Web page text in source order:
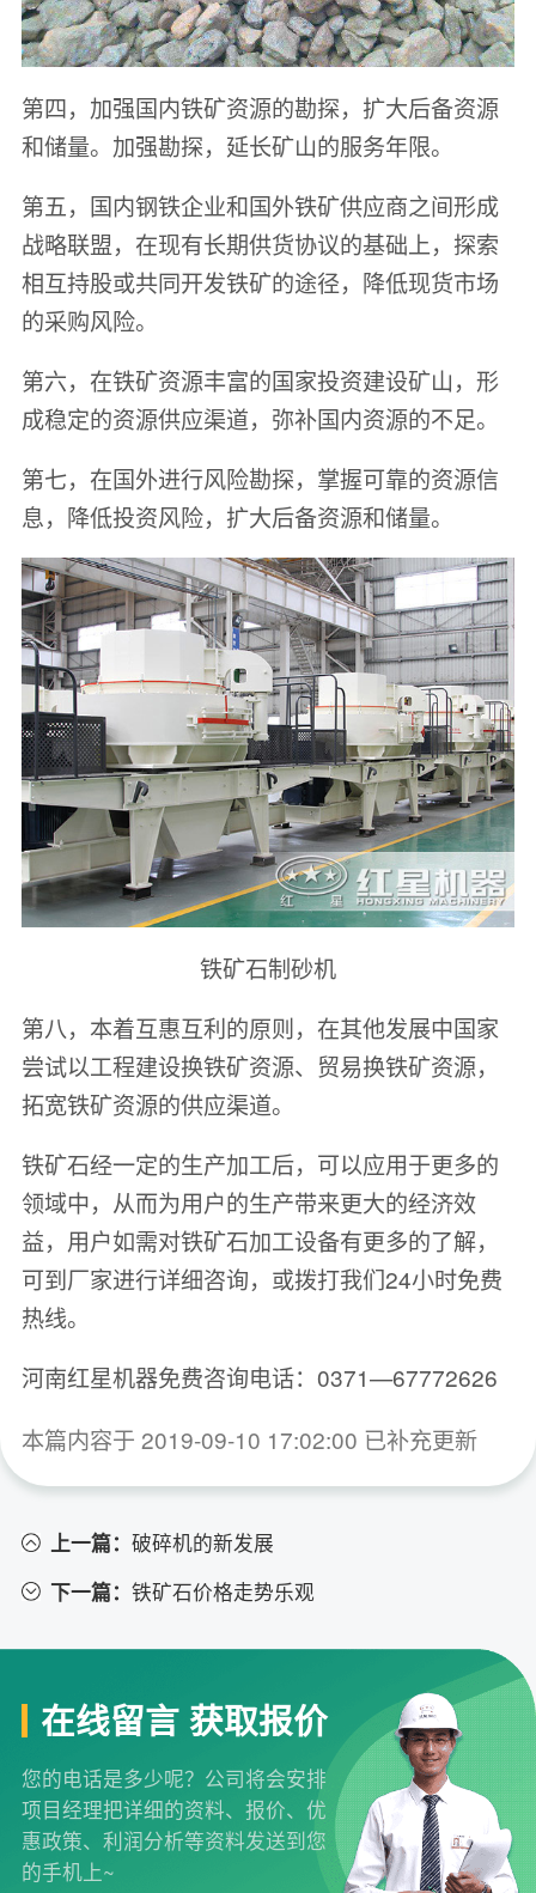
第四，加强国内铁矿资源的勘探，扩大后备资源
和储量。加强勘探，延长矿山的服务年限。
第五，国内钢铁企业和国外铁矿供应商之间形成
战略联盟，在现有长期供货协议的基础上，探索
相互持股或共同开发铁矿的途径，降低现货市场
的采购风险。
第六，在铁矿资源丰富的国家投资建设矿山，形
成稳定的资源供应渠道，弥补国内资源的不足。
第七，在国外进行风险勘探，掌握可靠的资源信
息，降低投资风险，扩大后备资源和储量。
铁矿石制砂机
第八，本着互惠互利的原则，在其他发展中国家
尝试以工程建设换铁矿资源、贸易换铁矿资源，
拓宽铁矿资源的供应渠道。
铁矿石经一定的生产加工后，可以应用于更多的
领域中，从而为用户的生产带来更大的经济效
益，用户如需对铁矿石加工设备有更多的了解，
可到厂家进行详细咨询，或拨打我们24小时免费
热线。
河南红星机器免费咨询电话：0371—67772626
本篇内容于 2019-09-10 17:02:00 已补充更新
上一篇： 破碎机的新发展
下一篇： 铁矿石价格走势乐观
在线留言 获取报价
您的电话是多少呢？公司将会安排
项目经理把详细的资料、报价、优
惠政策、利润分析等资料发送到您
的手机上~